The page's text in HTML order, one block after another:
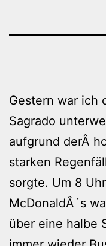
Gestern war ich
Sagrado
aufgrund derÂ
starken
sorgte. Um 8
McDonaldÂ´s
über eine halbe